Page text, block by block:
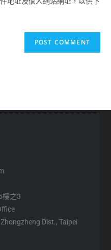
樓之3
Dist., Taipei